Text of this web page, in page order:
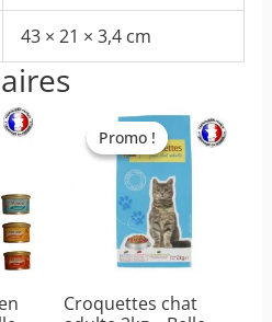
43 × 21 × 3,4 cm
Promo !
Promo !
Croquettes chat
Ce
produit
a
plusieurs
variations.
Les
options
peuvent